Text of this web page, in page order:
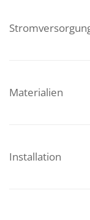
Materialien
Installation